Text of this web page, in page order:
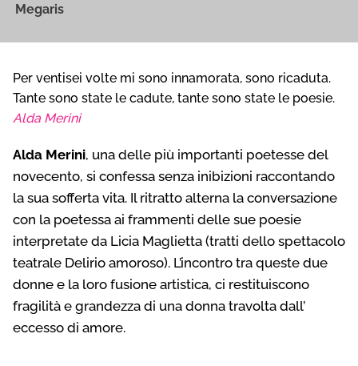
Megaris
Per ventisei volte mi sono innamorata, sono ricaduta.
Tante sono state le cadute, tante sono state le poesie.
Alda Merini
Alda Merini, una delle più importanti poetesse del
novecento, si confessa senza inibizioni raccontando
la sua sofferta vita. Il ritratto alterna la conversazione
con la poetessa ai frammenti delle sue poesie
interpretate da Licia Maglietta (tratti dello spettacolo
teatrale Delirio amoroso). L’incontro tra queste due
donne e la loro fusione artistica, ci restituiscono
fragilità e grandezza di una donna travolta dall’
eccesso di amore.